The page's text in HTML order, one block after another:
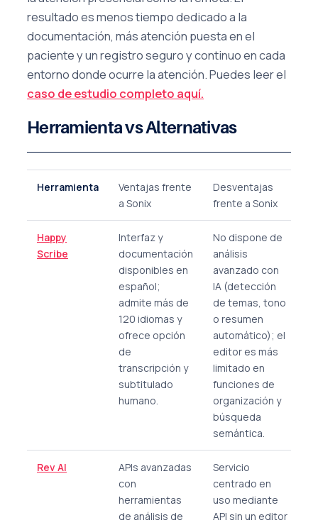
resultado es menos tiempo dedicado a la
documentación, más atención puesta en el
paciente y un registro seguro y continuo en cada
entorno donde ocurre la atención. Puedes leer el
caso de estudio completo aquí.
Herramienta vs Alternativas
Herramienta
Ventajas frente
a Sonix
Desventajas
frente a Sonix
Happy
Scribe
Interfaz y
documentación
disponibles en
español;
admite más de
120 idiomas y
ofrece opción
de
transcripción y
subtitulado
humano.
No dispone de
análisis
avanzado con
IA (detección
de temas, tono
o resumen
automático); el
editor es más
limitado en
funciones de
organización y
búsqueda
semántica.
Rev AI
APIs avanzadas
con
herramientas
de análisis de
Servicio
centrado en
uso mediante
API sin un editor